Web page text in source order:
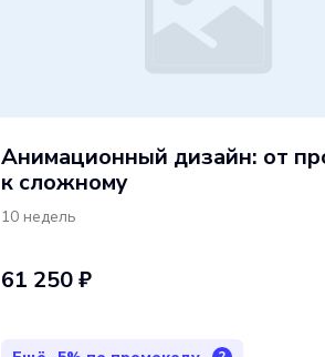
Анимационный дизайн: от
к сложному
10 недель
61 250 ₽